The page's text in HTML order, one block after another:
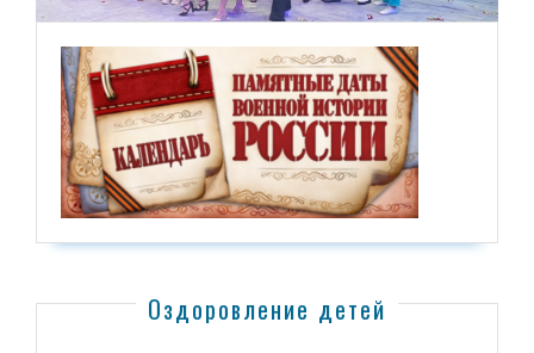
Оздоровление детей